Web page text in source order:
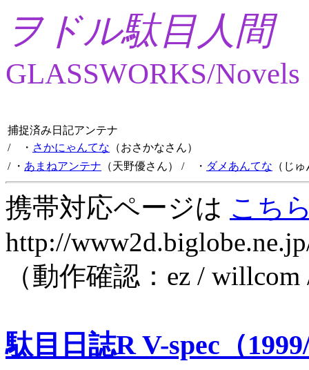
ヲドル駄目人間
GLASSWORKS/Novels
捕捉済み日記アンテナ
/ ・ さかにゃんてな （おさかなさん）
/ ・ あまねアンテナ （天野優さん） / ・ ダメあんてな （じ
携帯対応ページは こち
http://
（動作確認：ez /
駄目日誌R V-spec（